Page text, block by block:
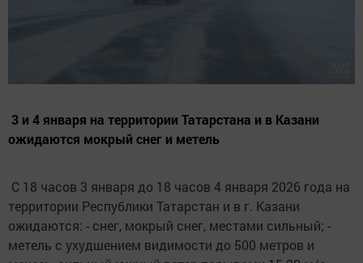
‎ ‎3 и 4 января на территории Татарстана и в Казани
ожидаются мокрый снег и метель
‎ ‎С 18 часов 3 января до 18 часов 4 января 2026 года на
территории Республики Татарстан и в г. Казани
ожидаются: ‎- снег, мокрый снег, местами сильный; ‎-
метель с ухудшением видимости до 500 метров и